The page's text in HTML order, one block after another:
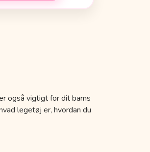
også vigtigt for dit barns
legetøj er, hvordan du